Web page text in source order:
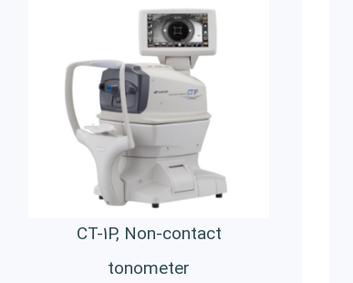
CT-1P, Non-contact
tonometer